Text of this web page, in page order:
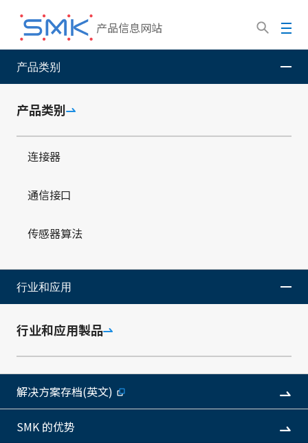
产品信息网站
产品类别
产品类别
连接器
通信接口
传感器算法
行业和应用
行业和应用製品
解决方案存档(英文)
SMK 的优势
SMK股份有限公司
医疗保
健
我们提供多种充分采用先进技术的解决方案。由此来满足
各种医疗保健的需求，并通过可靠性较高的解决方案，支
援健康富裕的生活。